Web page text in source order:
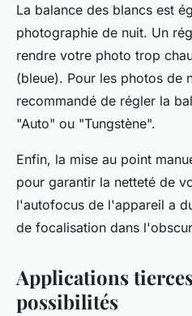
La balance des blancs est
photographie de nuit. Un
rendre votre photo trop
(bleue). Pour les photos de
recommandé de régler la
"Auto" ou "Tungstène".
Enfin, la mise au point
pour garantir la netteté de
l'autofocus de l'appareil a
de focalisation dans
Applications
possibilités